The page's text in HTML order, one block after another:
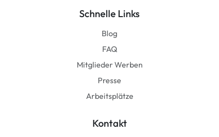
Schnelle Links
Blog
FAQ
Mitglieder Werben
Presse
Arbeitsplätze
Kontakt